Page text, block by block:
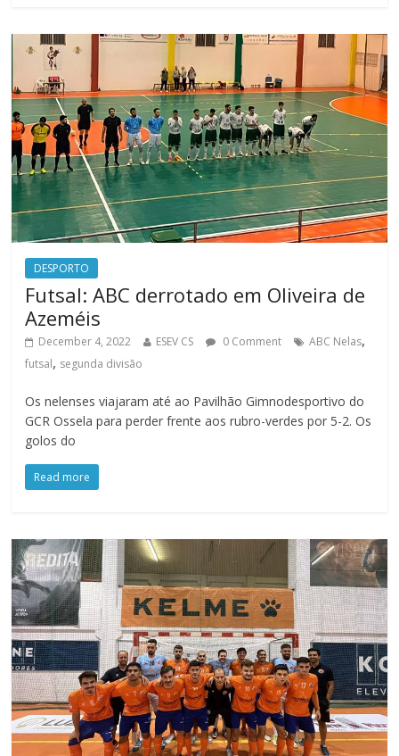
DESPORTO
Futsal: ABC derrotado em Oliveira de
Azeméis
December 4, 2022 ESEV CS 0 Comment ABC Nelas,
futsal, segunda divisão
Os nelenses viajaram até ao Pavilhão Gimnodesportivo do
GCR Ossela para perder frente aos rubro-verdes por 5-2. Os
golos do
Read more